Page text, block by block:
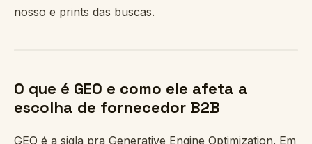
nosso e prints das buscas.
O que é GEO e como ele afeta a
escolha de fornecedor B2B
GEO é a sigla pra Generative Engine Optimization. Em